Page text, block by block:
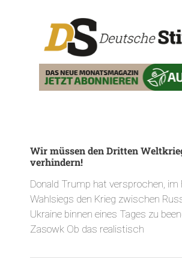
Wir müssen den Dritten
verhindern!
Donald Trump hat versprochen, im
Wahlsiegs den Krieg zwischen
Ukraine binnen eines Tages zu
Zasowk Ob das realistisch